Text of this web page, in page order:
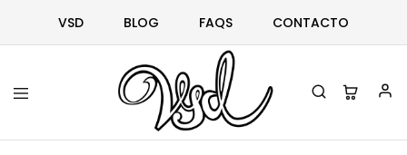
VSD BLOG FAQS CONTACTO
Vsd
Ropa